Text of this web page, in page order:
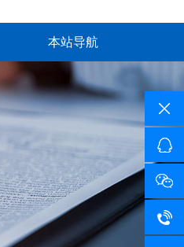
本站导航